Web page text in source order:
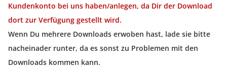
Kundenkonto bei uns haben/anlegen, da Dir der Download
dort zur Verfügung gestellt wird.
Wenn Du mehrere Downloads erwoben hast, lade sie bitte
nacheinader runter, da es sonst zu Problemen mit den
Downloads kommen kann.